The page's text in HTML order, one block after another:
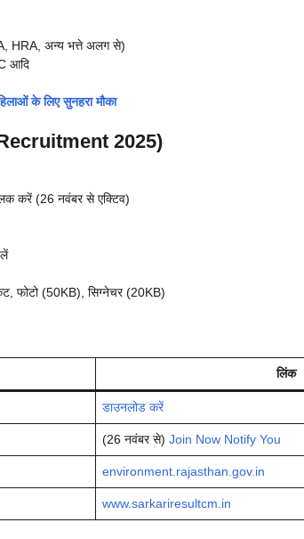
HRA, अन्य भत्ते अलग से)
आदि
के लिए सुनहरा मौका
2025)
करें (26 नवंबर से एक्टिव)
फोटो (50KB), सिग्नेचर (20KB)
लिंक
डाउनलोड करें
(26 नवंबर से) Join Now Notify You
environment.rajasthan.gov.in
www.sarkariresultcm.in